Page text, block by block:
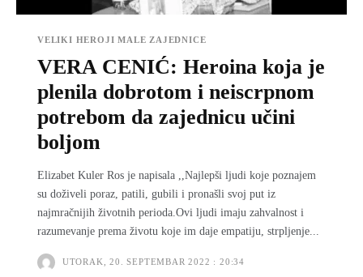
VELIKI HEROJI MALE ZAJEDNICE
VERA CENIĆ: Heroina koja je
plenila dobrotom i neiscrpnom
potrebom da zajednicu učini
boljom
Elizabet Kuler Ros je napisala ,,Najlepši ljudi koje poznajem
su doživeli poraz, patili, gubili i pronašli svoj put iz
najmračnijih životnih perioda.Ovi ljudi imaju zahvalnost i
razumevanje prema životu koje im daje empatiju, strpljenje...
UTORAK, 20. SEPTEMBAR 2022 : 20:34